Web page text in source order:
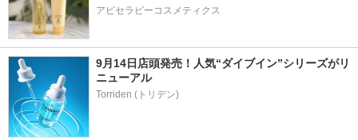
アピセラピーコスメティクス
9月14日店頭発売！人気“ダイブイン”シリーズがリ
ニューアル